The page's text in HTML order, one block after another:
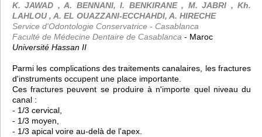
K. JAWAD , A. BENNANI, I. BENKIRANE , M. JABRI , Kh.
LAHLOU , A. EL OUAZZANI-ECCHAHDI, A. HIRECHE
Service d'Odontologie Conservatrice - Casablanca
Faculté de Médecine Dentaire de Casablanca - Maroc
Université Hassan II
Parmi les complications des traitements canalaires, les fractures
d'instruments occupent une place importante.
Ces fractures peuvent se produire à n'importe quel niveau du
canal :
- 1/3 cervical,
- 1/3 moyen,
- 1/3 apical voire au-delà de l'apex.